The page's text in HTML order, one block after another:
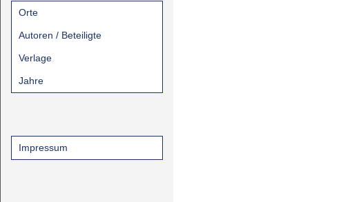
Orte
Autoren / Beteiligte
Verlage
Jahre
Impressum